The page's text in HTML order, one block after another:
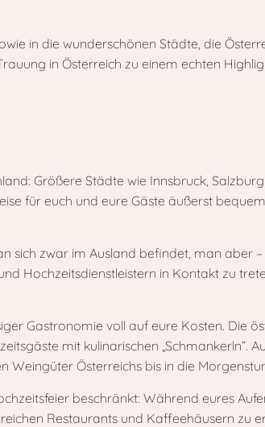
in die wunderschönen Städte, die
in Österreich zu einem echten
Größere Städte wie Innsbruck,
für euch und eure Gäste äußerst
sich zwar im Ausland befindet, man aber
Hochzeitsdienstleistern in Kontakt zu
Gastronomie voll auf eure Kosten. Die
mit kulinarischen „Schmankerln“.
Österreichs bis in die
beschränkt: Während eures
Restaurants und Kaffeehäusern zu